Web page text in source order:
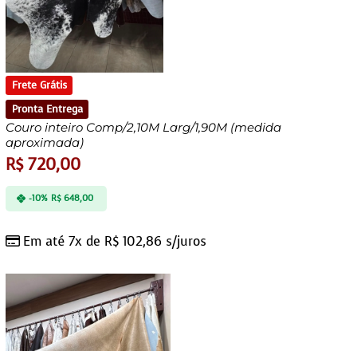
Frete Grátis
Pronta Entrega
Couro inteiro Comp/2,10M Larg/1,90M (medida
aproximada)
R$720,00
Em até 7x de R$ 102,86 s/juros
-10% R$648,00